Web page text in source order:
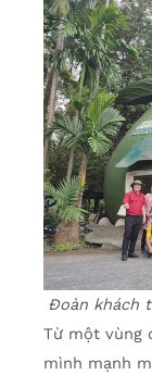
Đoàn khách
Từ một vùng
mình mạnh